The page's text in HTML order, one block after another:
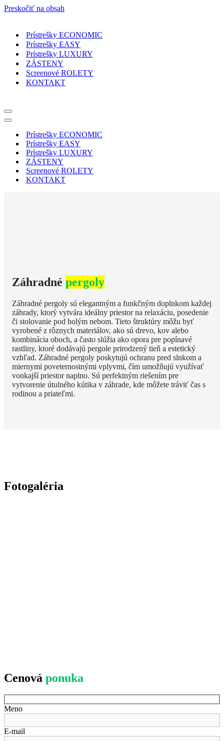
Preskočiť na obsah
Prístrešky ECONOMIC
Prístrešky EASY
Prístrešky LUXURY
ZÁSTENY
Screenové ROLETY
KONTAKT
Menu
navigácie
Menu
navigáciePrístrešky ECONOMIC
Prístrešky EASY
Prístrešky LUXURY
ZÁSTENY
Screenové ROLETY
KONTAKT
Záhradné pergoly
Záhradné pergoly sú elegantným a funkčným doplnkom každej
záhrady, ktorý vytvára ideálny priestor na relaxáciu, posedenie
či stolovanie pod holým nebom. Tieto štruktúry môžu byť
vyrobené z rôznych materiálov, ako sú drevo, kov alebo
kombinácia oboch, a často slúžia ako opora pre popínavé
rastliny, ktoré dodávajú pergole prirodzený tieň a estetický
vzhľad. Záhradné pergoly poskytujú ochranu pred slnkom a
miernymi poveternostnými vplyvmi, čím umožňujú využívať
vonkajší priestor naplno. Sú perfektným riešením pre
vytvorenie útulného kútika v záhrade, kde môžete tráviť čas s
rodinou a priateľmi.
Fotogaléria
Cenová ponuka
Meno
E-mail